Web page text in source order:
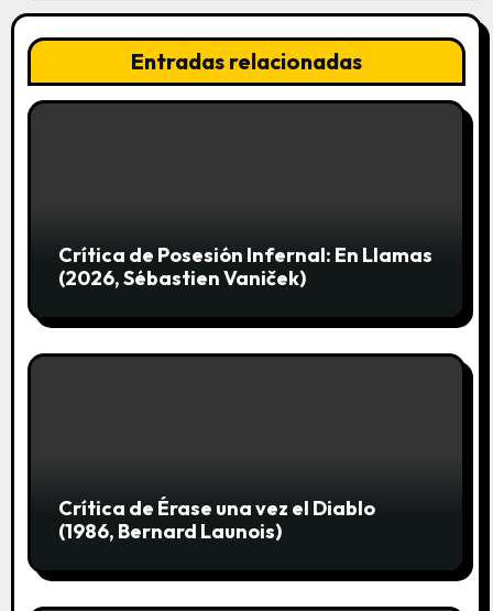
n
d
e
a
d
Entradas relacionadas
Crítica de Posesión Infernal: En Llamas
(2026, Sébastien Vaniček)
Crítica de Érase una vez el Diablo
(1986, Bernard Launois)